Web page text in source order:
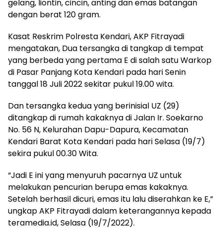
gelang, liontin, cincin, anting dan emas batangan
dengan berat 120 gram.
Kasat Reskrim Polresta Kendari, AKP Fitrayadi
mengatakan, Dua tersangka di tangkap di tempat
yang berbeda yang pertama E di salah satu Warkop
di Pasar Panjang Kota Kendari pada hari Senin
tanggal 18 Juli 2022 sekitar pukul 19.00 wita.
Dan tersangka kedua yang berinisial UZ (29)
ditangkap di rumah kakaknya di Jalan Ir. Soekarno
No. 56 N, Kelurahan Dapu-Dapura, Kecamatan
Kendari Barat Kota Kendari pada hari Selasa (19/7)
sekira pukul 00.30 Wita.
“Jadi E ini yang menyuruh pacarnya UZ untuk
melakukan pencurian berupa emas kakaknya.
Setelah berhasil dicuri, emas itu lalu diserahkan ke E,”
ungkap AKP Fitrayadi dalam keterangannya kepada
teramedia.id, Selasa (19/7/2022).